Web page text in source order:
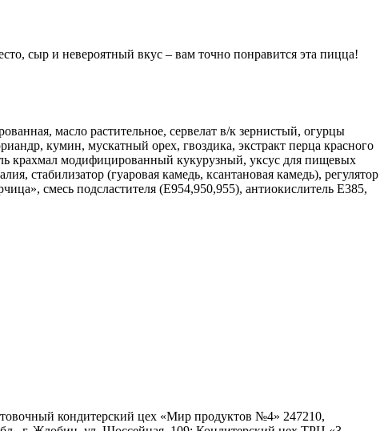
сыр и невероятный вкус – вам точно понравится эта пицца!
масло растительное, сервелат в/к зернистый, огурцы
кумин, мускатный орех, гвоздика, экстракт перца красного
крахмал модифицированный кукурузный, уксус для пищевых
стабилизатор (гуаровая камедь, ксантановая камедь), регулятор
смесь подсластителя (Е954,950,955), антиокислитель Е385,
кондитерский цех «Мир продуктов №4» 247210,